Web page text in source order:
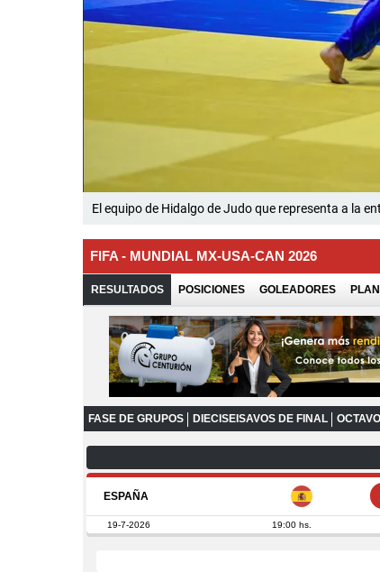
El equipo de Hidalgo de Judo que representa a la